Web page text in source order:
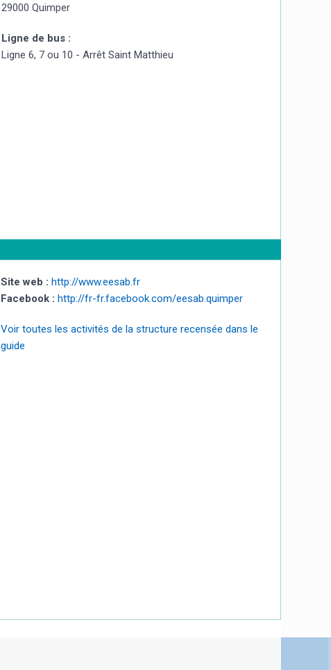
29000 Quimper
Ligne de bus :
Ligne 6, 7 ou 10 - Arrêt Saint Matthieu
Site web : http://www.eesab.fr
Facebook : http://fr-fr.facebook.com/eesab.quimper
Voir toutes les activités de la structure recensée dans le
guide